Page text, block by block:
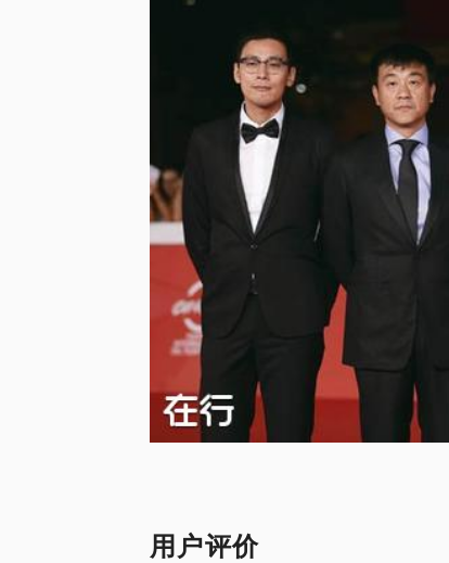
用户评价